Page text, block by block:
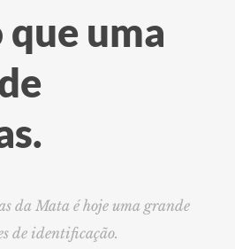
uma
da Mata é hoje uma grande
de identificação.